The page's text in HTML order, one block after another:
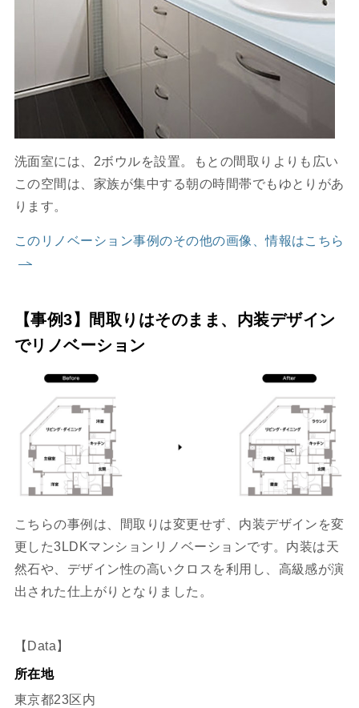
洗面室には、2ボウルを設置。もとの間取りよりも広い
この空間は、家族が集中する朝の時間帯でもゆとりがあ
ります。
このリノベーション事例のその他の画像、情報はこちら
【事例3】間取りはそのまま、内装デザイン
でリノベーション
こちらの事例は、間取りは変更せず、内装デザインを変
更した3LDKマンションリノベーションです。内装は天
然石や、デザイン性の高いクロスを利用し、高級感が演
出された仕上がりとなりました。
【Data】
所在地
東京都23区内